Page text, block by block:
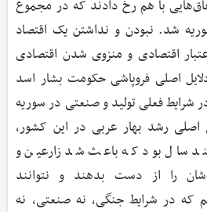
با هم رخ دادند که در مجموع
شد. نبودن و نداشتن یک اقتصاد
اقتصادی و منزوی شدن اقتصادی
اصلی فروپاشی حکومت بشار اسد
فعلی تولید و صنعتی در سوریه
اصلی رشد بهار عربی در این کشور،
سال بود که باعث شد زارعین و
را از دست بدهند و نتوانند
که در شرایط جنگی، نه صنعتی، نه